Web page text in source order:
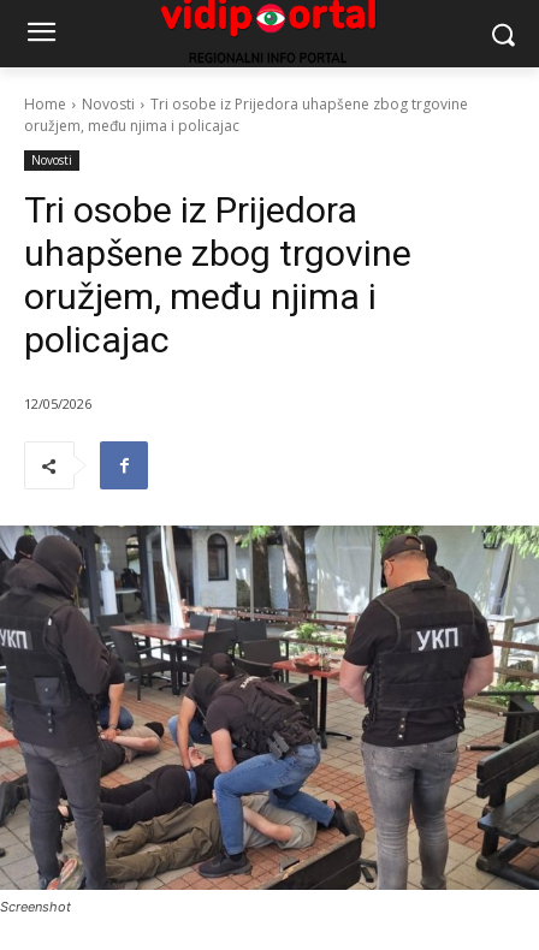
Home Novosti
Tri osobe iz Prijedora uhapšene zbog trgovine
oružjem, među njima i policajac
Novosti
Tri osobe iz Prijedora
uhapšene zbog trgovine
oružjem, među njima i
policajac
12/05/2026
Screenshot